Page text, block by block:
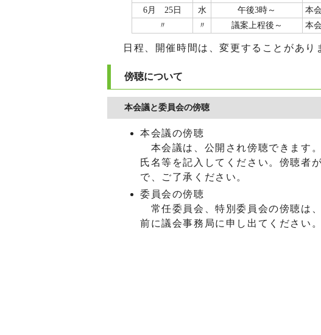
6月 25日
水 午後3時～ 本
〃
〃 議案上程後～ 本
日程、開催時間は、変更することがあり
傍聴について
本会議と委員会の傍聴
本会議の傍聴
本会議は、公開され傍聴できます
氏名等を記入してください。傍聴者
で、ご了承ください。
委員会の傍聴
常任委員会、特別委員会の傍聴は
前に議会事務局に申し出てください